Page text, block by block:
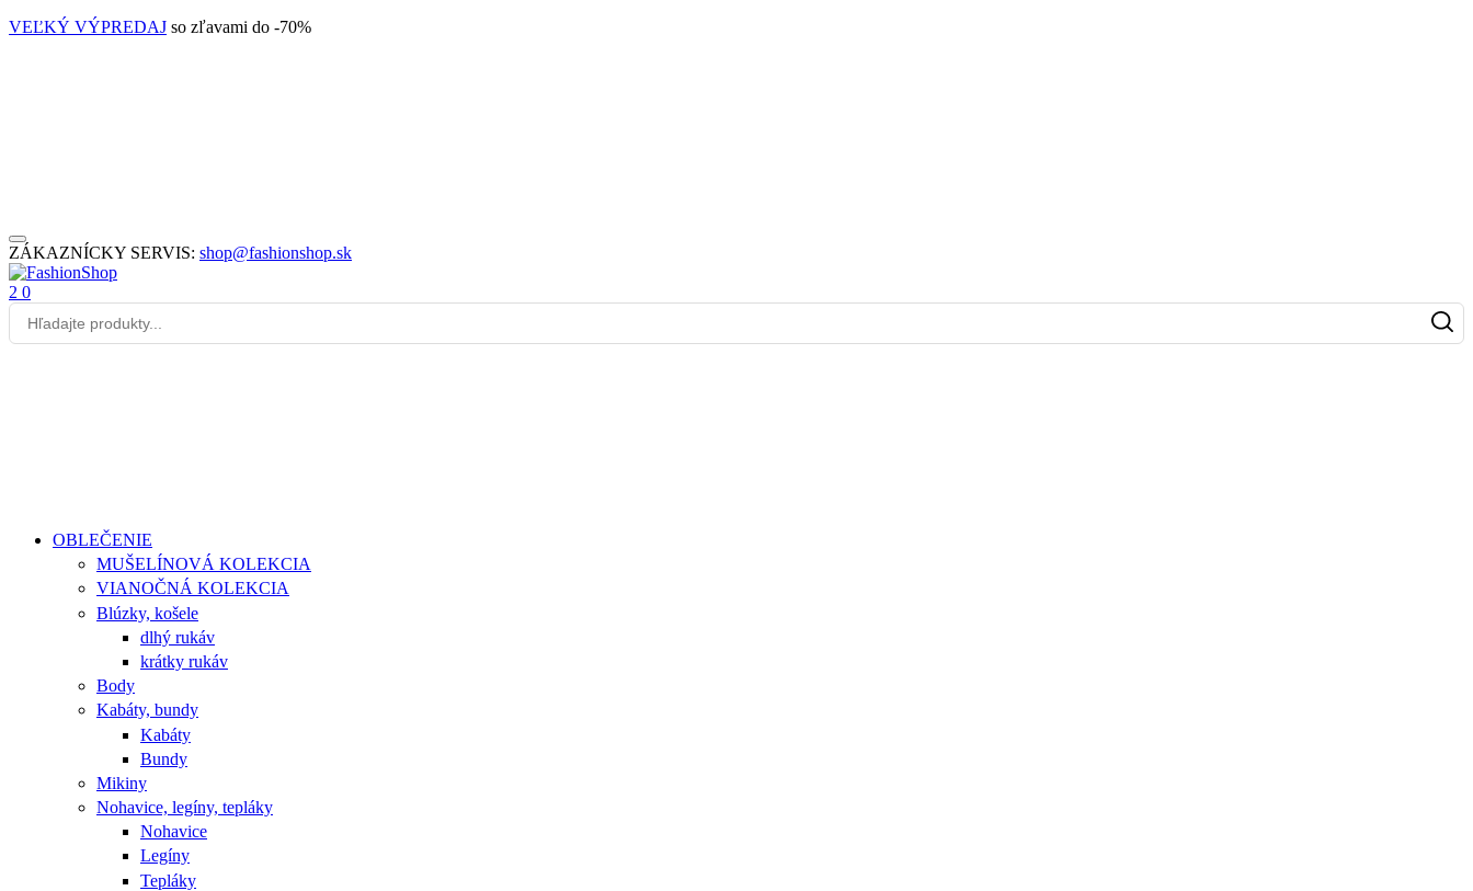
VEĽKÝ VÝPREDAJ so zľavami do -70%
ZÁKAZNÍCKY SERVIS: shop@fashionshop.sk
2 0
OBLEČENIE
MUŠELÍNOVÁ KOLEKCIA
VIANOČNÁ KOLEKCIA
Blúzky, košele
dlhý rukáv
krátky rukáv
Body
Kabáty, bundy
Kabáty
Bundy
Mikiny
Nohavice, legíny, tepláky
Nohavice
Legíny
Tepláky